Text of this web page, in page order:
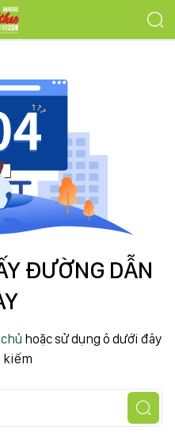
ĐƯỜNG DẪN
hoặc sử dụng ô dưới đây
kiếm